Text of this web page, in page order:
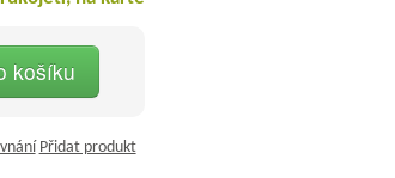
košíku
Přidat produkt